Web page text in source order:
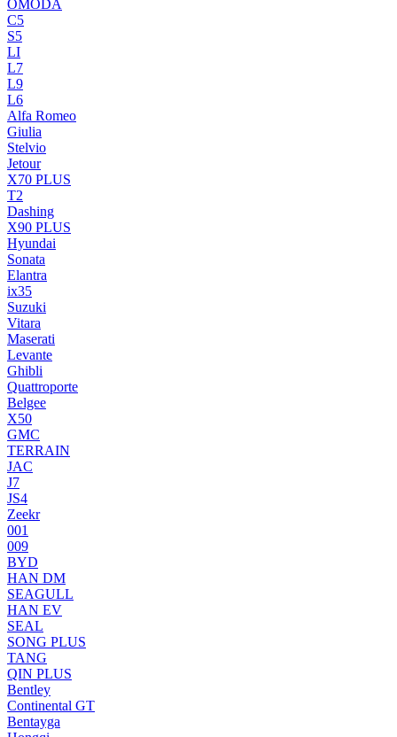
OMODA
C5
S5
LI
L7
L9
L6
Alfa Romeo
Giulia
Stelvio
Jetour
X70 PLUS
T2
Dashing
X90 PLUS
Hyundai
Sonata
Elantra
ix35
Suzuki
Vitara
Maserati
Levante
Ghibli
Quattroporte
Belgee
X50
GMC
TERRAIN
JAC
J7
JS4
Zeekr
001
009
BYD
HAN DM
SEAGULL
HAN EV
SEAL
SONG PLUS
TANG
QIN PLUS
Bentley
Continental GT
Bentayga